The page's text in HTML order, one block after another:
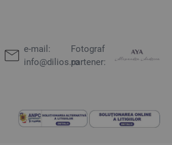
e-mail:
info@dilios.ro
Fotograf
partener: